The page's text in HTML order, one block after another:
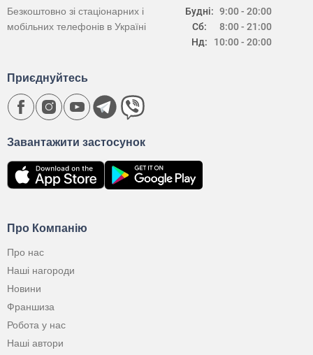
Будні:
Сб:
Нд:
9:00 - 20:00
8:00 - 21:00
10:00 - 20:00
Безкоштовно зі стаціонарних і
мобільних телефонів в Україні
Про Компанію
Про нас
Наші нагороди
Новини
Франшиза
Робота у нас
Наші автори
Завантажити застосунок
Приєднуйтесь